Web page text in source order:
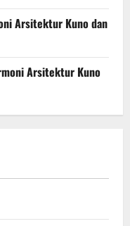
Arsitektur Kuno dan
Arsitektur Kuno